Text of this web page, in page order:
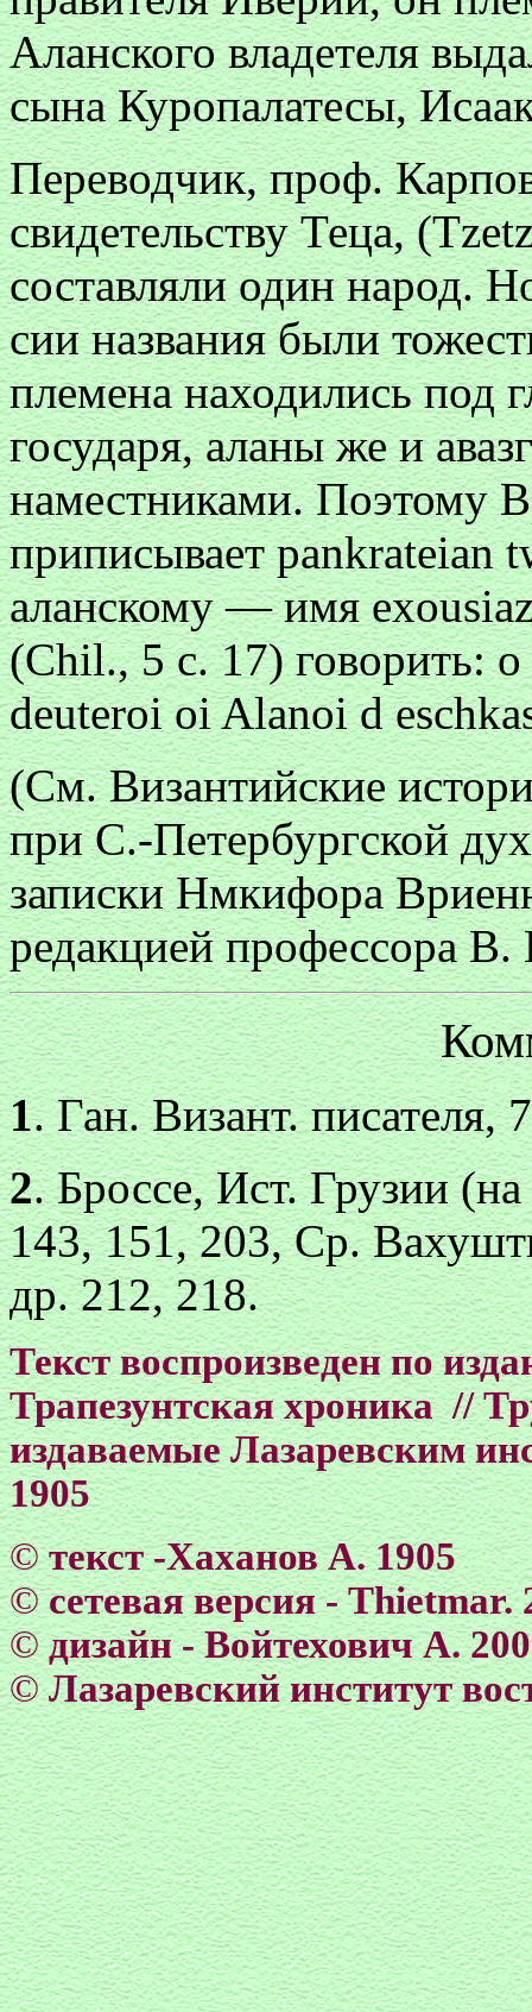
Аланского владетеля
сына Куропалатесы,
Переводчик, проф.
свидетельству Теца, (
составляли один народ.
сии названия были
племена находились под
государя, аланы же и
наместниками. Поэтому
приписываетpankrateian
аланскому — имя
(Chil., 5 с. 17) говорить:o
deuteroi oi Alanoi d
(См. Византийские
при С.-Петербургской
записки Нмкифора
редакцией профессора
1. Ган. Визант. писателя,
2. Броссе, Ист. Грузии
143, 151, 203, Ср.
др. 212, 218.
Текст воспроизведен по
Трапезунтская хроника //
издаваемые Лазаревским
1905
© текст -Хаханов А. 1905
©сетевая версия - Тhietmar.
© дизайн - Войтехович А.
© Лазаревский институт